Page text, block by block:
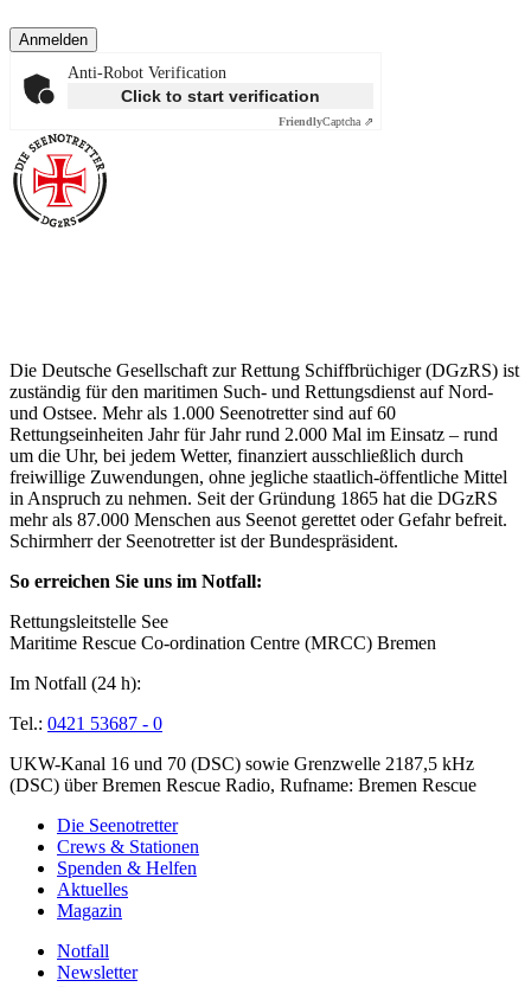
Anmelden
Anti-Robot Verification
Click to start verification
FriendlyCaptcha ⇗
Die Deutsche Gesellschaft zur Rettung Schiffbrüchiger (DGzRS) ist
zuständig für den maritimen Such- und Rettungsdienst auf Nord-
und Ostsee. Mehr als 1.000 Seenotretter sind auf 60
Rettungseinheiten Jahr für Jahr rund 2.000 Mal im Einsatz – rund
um die Uhr, bei jedem Wetter, finanziert ausschließlich durch
freiwillige Zuwendungen, ohne jegliche staatlich-öffentliche Mittel
in Anspruch zu nehmen. Seit der Gründung 1865 hat die DGzRS
mehr als 87.000 Menschen aus Seenot gerettet oder Gefahr befreit.
Schirmherr der Seenotretter ist der Bundespräsident.
So erreichen Sie uns im Notfall:
Rettungsleitstelle See
Maritime Rescue Co-ordination Centre (MRCC) Bremen
Im Notfall (24 h):
Tel.: 0421 53687 - 0
UKW-Kanal 16 und 70 (DSC) sowie Grenzwelle 2187,5 kHz
(DSC) über Bremen Rescue Radio, Rufname: Bremen Rescue
Die Seenotretter
Crews & Stationen
Spenden & Helfen
Aktuelles
Magazin
Notfall
Newsletter